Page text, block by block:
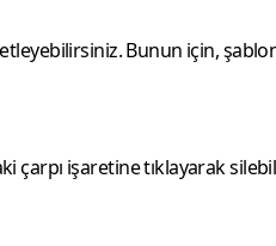
Bunun için,
çarpı işaretine tıklayarak